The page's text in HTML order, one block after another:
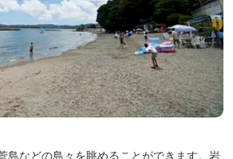
島などの島々を眺めることができます。岩